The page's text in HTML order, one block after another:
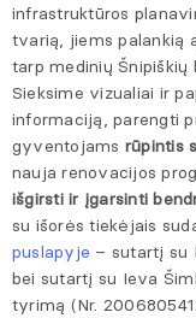
infrastruktūros
tvarią, jiems palankią
tarp medinių
Sieksime vizualiai ir
informaciją, parengti
gyventojams rūpintis
nauja renovacijos
išgirsti ir įgarsinti
su išorės tiekėjais
puslapyje – sutartį su
bei sutartį su Ieva
tyrimą (Nr.